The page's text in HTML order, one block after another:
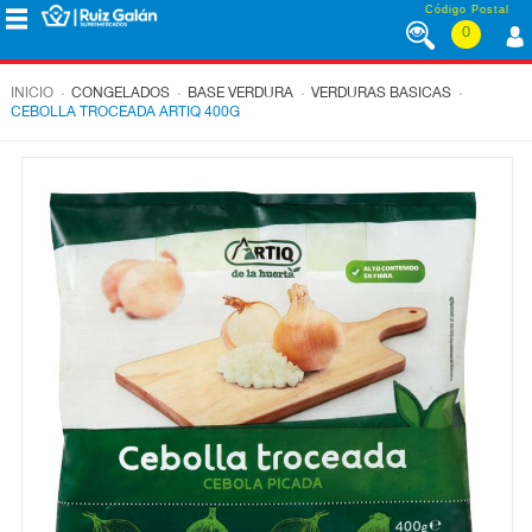
Saltar al contenido Código Postal
0
CORPORATIVO
CONGELADOS
INICIO . CONGELADOS . BASE VERDURA . VERDURAS BASICAS .
CEBOLLA TROCEADA ARTIQ 400G